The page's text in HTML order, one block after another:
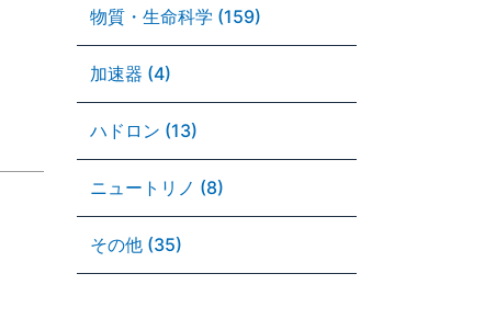
物質・生命科学 (159)
加速器 (4)
ハドロン (13)
ニュートリノ (8)
その他 (35)